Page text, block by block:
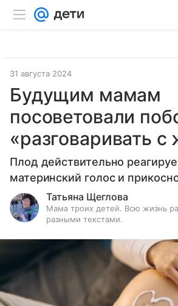
31 августа 2024
Будущим мамам
посоветовали
«разговаривать
Плод действительно
материнский голос и
Татьяна Щеглова
Мама троих детей. Всю жизнь
разными текстами.